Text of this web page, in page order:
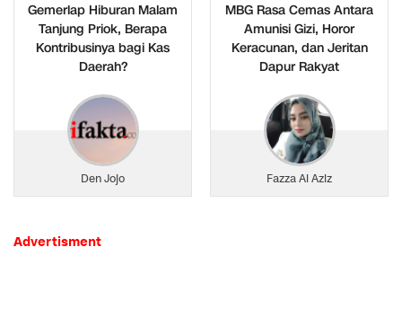
Gemerlap Hiburan Malam
Tanjung Priok, Berapa
Kontribusinya bagi Kas
Daerah?
Den Jojo
MBG Rasa Cemas Antara
Amunisi Gizi, Horor
Keracunan, dan Jeritan
Dapur Rakyat
Fazza Al Aziz
Advertisment